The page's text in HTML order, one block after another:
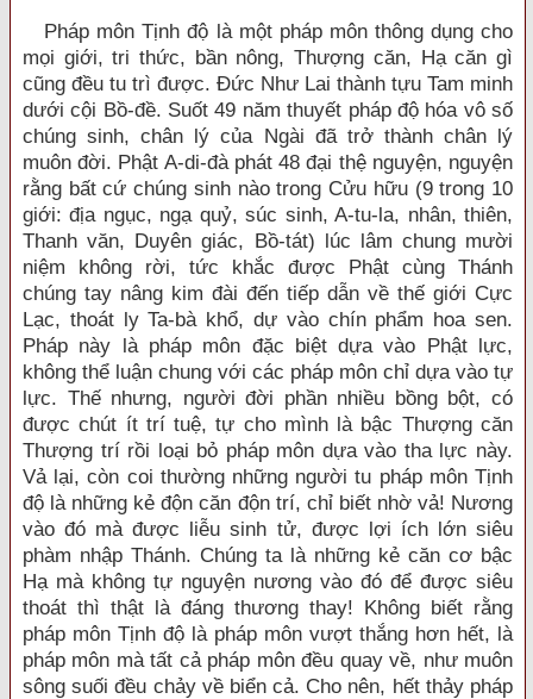
Pháp môn Tịnh độ là một pháp môn thông dụng cho
mọi giới, tri thức, bần nông, Thượng căn, Hạ căn gì
cũng đều tu trì được. Đức Như Lai thành tựu Tam minh
dưới cội Bồ-đề. Suốt 49 năm thuyết pháp độ hóa vô số
chúng sinh, chân lý của Ngài đã trở thành chân lý
muôn đời. Phật A-di-đà phát 48 đại thệ nguyện, nguyện
rằng bất cứ chúng sinh nào trong Cửu hữu (9 trong 10
giới: địa ngục, ngạ quỷ, súc sinh, A-tu-la, nhân, thiên,
Thanh văn, Duyên giác, Bồ-tát) lúc lâm chung mười
niệm không rời, tức khắc được Phật cùng Thánh
chúng tay nâng kim đài đến tiếp dẫn về thế giới Cực
Lạc, thoát ly Ta-bà khổ, dự vào chín phẩm hoa sen.
Pháp này là pháp môn đặc biệt dựa vào Phật lực,
không thể luận chung với các pháp môn chỉ dựa vào tự
lực. Thế nhưng, người đời phần nhiều bồng bột, có
được chút ít trí tuệ, tự cho mình là bậc Thượng căn
Thượng trí rồi loại bỏ pháp môn dựa vào tha lực này.
Vả lại, còn coi thường những người tu pháp môn Tịnh
độ là những kẻ độn căn độn trí, chỉ biết nhờ vả! Nương
vào đó mà được liễu sinh tử, được lợi ích lớn siêu
phàm nhập Thánh. Chúng ta là những kẻ căn cơ bậc
Hạ mà không tự nguyện nương vào đó để được siêu
thoát thì thật là đáng thương thay! Không biết rằng
pháp môn Tịnh độ là pháp môn vượt thắng hơn hết, là
pháp môn mà tất cả pháp môn đều quay về, như muôn
sông suối đều chảy về biển cả. Cho nên, hết thảy pháp